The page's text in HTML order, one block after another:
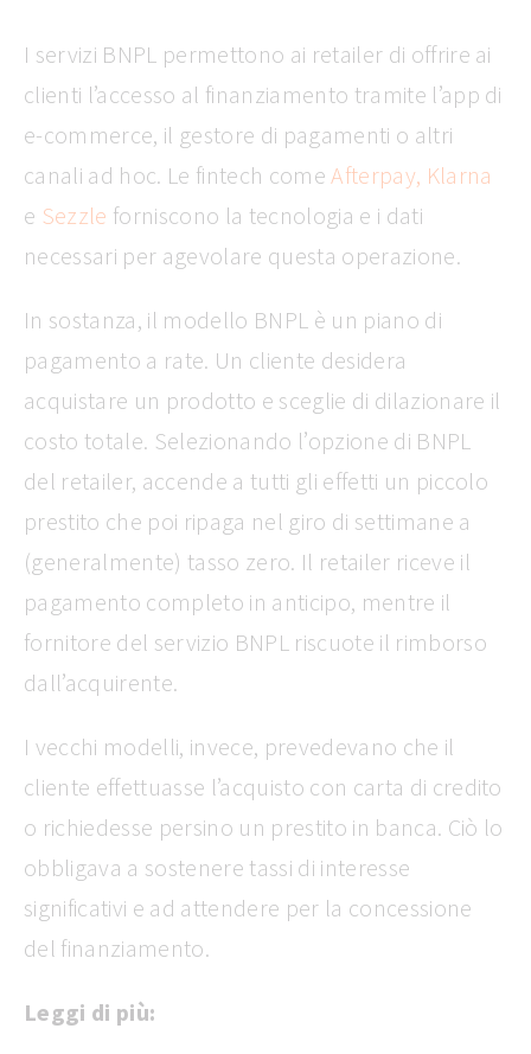
I servizi BNPL permettono ai retailer di offrire ai
clienti l’accesso al finanziamento tramite l’app di
e-commerce, il gestore di pagamenti o altri
canali ad hoc. Le fintech comeAfterpay, Klarna
e Sezzle forniscono la tecnologia e i dati
necessari per agevolare questa operazione.
In sostanza, il modello BNPL è un piano di
pagamento a rate. Un cliente desidera
acquistare un prodotto e sceglie di dilazionare il
costo totale. Selezionando l’opzione di BNPL
del retailer, accende a tutti gli effetti un piccolo
prestito che poi ripaga nel giro di settimane a
(generalmente) tasso zero. Il retailer riceve il
pagamento completo in anticipo, mentre il
fornitore del servizio BNPL riscuote il rimborso
dall’acquirente.
I vecchi modelli, invece, prevedevano che il
cliente effettuasse l’acquisto con carta di credito
o richiedesse persino un prestito in banca. Ciò lo
obbligava a sostenere tassi di interesse
significativi e ad attendere per la concessione
del finanziamento.
Leggi di più: